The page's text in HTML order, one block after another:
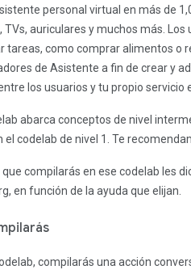
personal virtual en más de
TVs, auriculares y muchos más.
tareas, como comprar alimentos o
de Asistente a fin de crear y
los usuarios y tu propio servicio
abarca conceptos de nivel
el codelab de nivel 1. Te
que compilarás en ese codelab les
en función de la ayuda que elijan.
compilarás una acción